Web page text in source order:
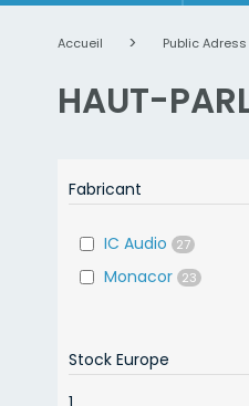
Accueil Public Adress
HAUT-
Fabricant
IC Audio 27
Monacor 23
Stock Europe